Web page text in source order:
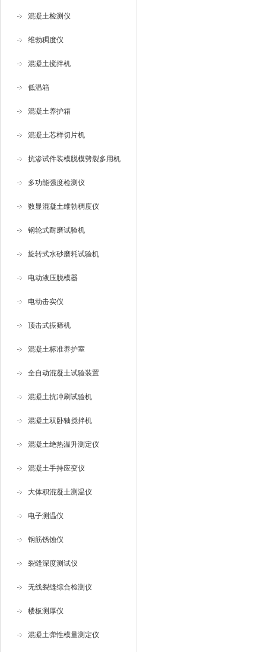
混凝土检测仪
维勃稠度仪
混凝土搅拌机
低温箱
混凝土养护箱
混凝土芯样切片机
抗渗试件装模脱模劈裂多用机
多功能强度检测仪
数显混凝土维勃稠度仪
钢轮式耐磨试验机
旋转式水砂磨耗试验机
电动液压脱模器
电动击实仪
顶击式振筛机
混凝土标准养护室
全自动混凝土试验装置
混凝土抗冲刷试验机
混凝土双卧轴搅拌机
混凝土绝热温升测定仪
混凝土手持应变仪
大体积混凝土测温仪
电子测温仪
钢筋锈蚀仪
裂缝深度测试仪
无线裂缝综合检测仪
楼板测厚仪
混凝土弹性模量测定仪